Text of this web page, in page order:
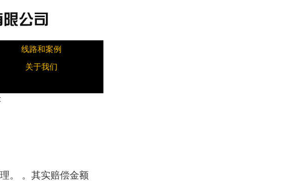
线路和案例
关于我们
。 。其实赔偿金额